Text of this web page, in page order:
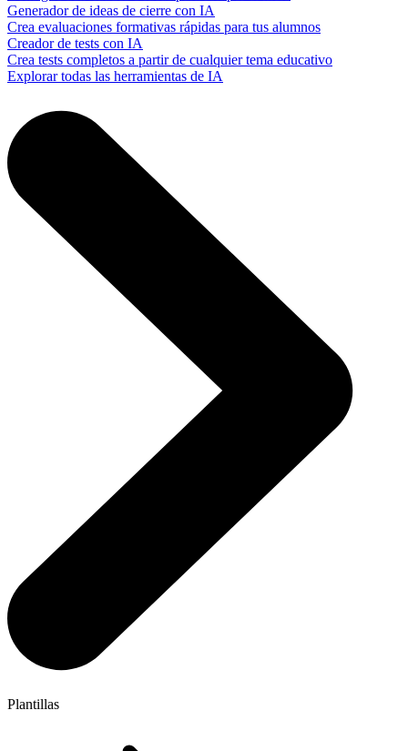
Generador de ideas de cierre con IA
Crea evaluaciones formativas rápidas para tus alumnos
Creador de tests con IA
Crea tests completos a partir de cualquier tema educativo
Explorar todas las herramientas de IA
Plantillas